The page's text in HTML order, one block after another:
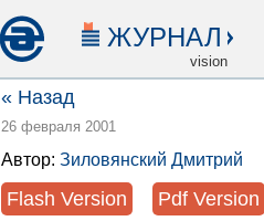
ЖУРНАЛ
vision
« Назад
26 февраля 2001
Автор: Зиловянский Дмитрий
Flash Version Pdf Version